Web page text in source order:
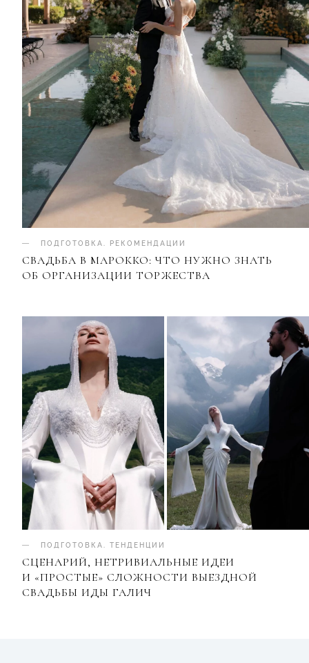
ПОДГОТОВКА РЕКОМЕНДАЦИИ
СВАДЬБА В МАРОККО: ЧТО НУЖНО ЗНАТЬ
ОБ ОРГАНИЗАЦИИ ТОРЖЕСТВА
ПОДГОТОВКА ТЕНДЕНЦИИ
СЦЕНАРИЙ, НЕТРИВИАЛЬНЫЕ ИДЕИ
И «ПРОСТЫЕ» СЛОЖНОСТИ ВЫЕЗДНОЙ
СВАДЬБЫ ИДЫ ГАЛИЧ